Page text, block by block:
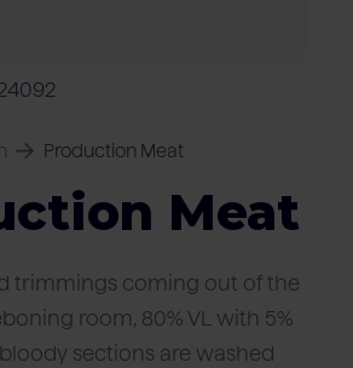
Production Meat
Meat
trimmings coming out of the
room, 80% VL with 5%
sections are washed